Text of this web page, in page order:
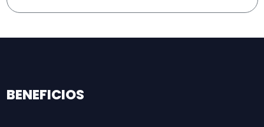
BENEFICIOS